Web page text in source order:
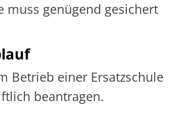
muss genügend gesichert
Betrieb einer Ersatzschule
beantragen.